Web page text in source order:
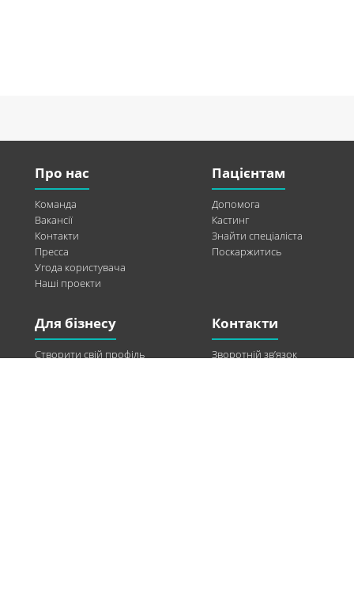
Про нас
Команда
Вакансії
Контакти
Пресса
Угода користувача
Наші проекти
Пацієнтам
Допомога
Кастинг
Знайти спеціаліста
Поскаржитись
Для бізнесу
Створити свій профіль
Контакти
Зворотній зв’язок